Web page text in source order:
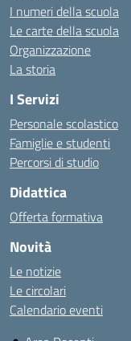
I numeri della scuola
Le carte della scuola
Organizzazione
La storia
I Servizi
Personale scolastico
Famiglie e studenti
Percorsi di studio
Didattica
Offerta formativa
Novità
Le notizie
Le circolari
Calendario eventi